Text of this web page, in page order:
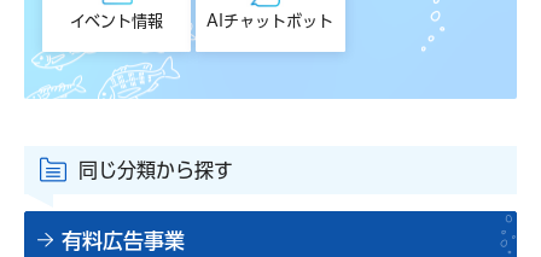
イベント情報 AIチャットボット
同じ分類から探す
有料広告事業